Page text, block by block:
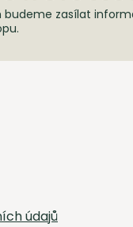
údajů
zasílat